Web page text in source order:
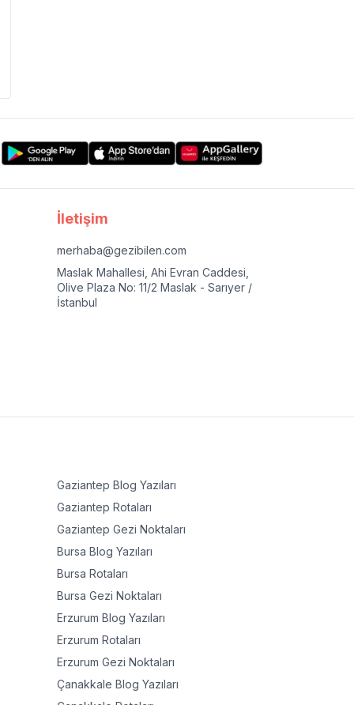
İletişim
merhaba@gezibilen.com
Maslak Mahallesi, Ahi Evran Caddesi,
Olive Plaza No: 11/2 Maslak - Sarıyer /
İstanbul
Gaziantep Blog Yazıları
Gaziantep Rotaları
Gaziantep Gezi Noktaları
Bursa Blog Yazıları
Bursa Rotaları
Bursa Gezi Noktaları
Erzurum Blog Yazıları
Erzurum Rotaları
Erzurum Gezi Noktaları
Çanakkale Blog Yazıları